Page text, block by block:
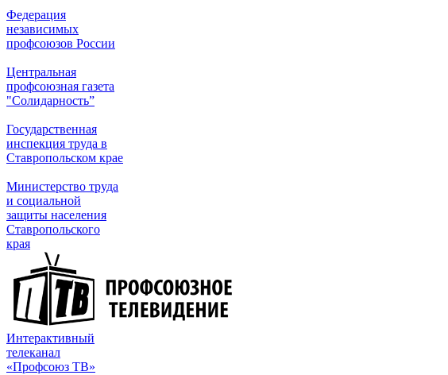
Федерация
независимых
профсоюзов России
Центральная
профсоюзная газета
"Солидарность”
Государственная
инспекция труда в
Ставропольском крае
Министерство труда
и социальной
защиты населения
Ставропольского
края
Интерактивный
телеканал
«Профсоюз ТВ»